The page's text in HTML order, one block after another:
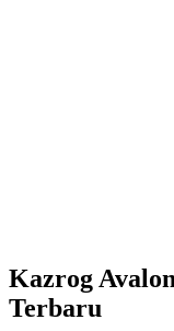
Kazrog
Terbaru